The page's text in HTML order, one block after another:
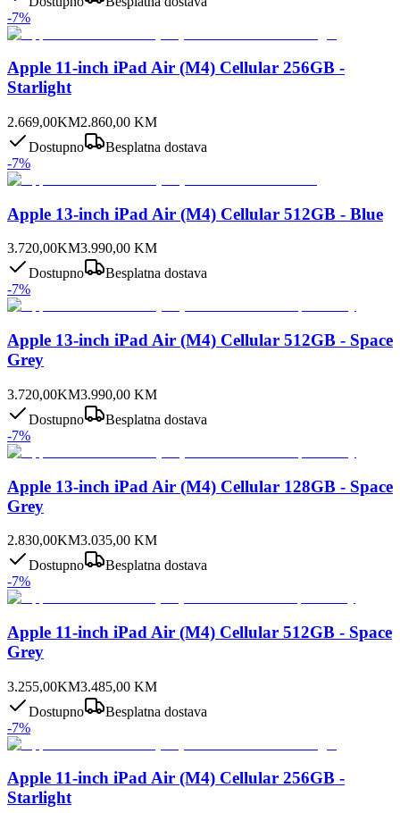
-7%
Apple 11-inch iPad Air (M4) Cellular 256GB -
Starlight
2.669,00KM2.860,00 KM
Dostupno
Besplatna dostava
-7%
Apple 13-inch iPad Air (M4) Cellular 512GB - Blue
3.720,00KM3.990,00 KM
Dostupno
Besplatna dostava
-7%
Apple 13-inch iPad Air (M4) Cellular 512GB - Space
Grey
3.720,00KM3.990,00 KM
Dostupno
Besplatna dostava
-7%
Apple 13-inch iPad Air (M4) Cellular 128GB - Space
Grey
2.830,00KM3.035,00 KM
Dostupno
Besplatna dostava
-7%
Apple 11-inch iPad Air (M4) Cellular 512GB - Space
Grey
3.255,00KM3.485,00 KM
Dostupno
Besplatna dostava
-7%
Apple 11-inch iPad Air (M4) Cellular 256GB -
Starlight